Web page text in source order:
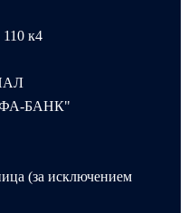
к4
БАНК"
(за исключением